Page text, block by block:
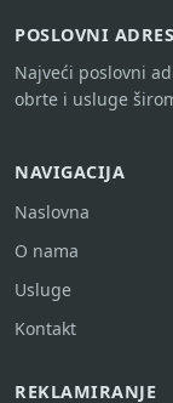
POSLOVNI
Najveći poslovni
obrte i usluge
NAVIGACIJA
Naslovna
O nama
Usluge
Kontakt
REKLAMIRANJE